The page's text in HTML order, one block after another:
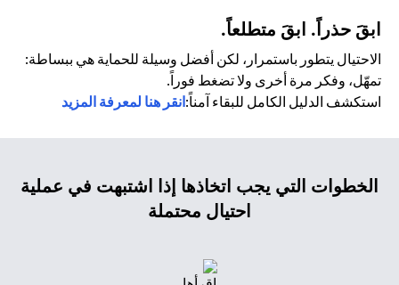
ابقَ حذراً. ابقَ متطلعاً.
الاحتيال يتطور باستمرار، لكن أفضل وسيلة للحماية هي ببساطة:
تمهّل، وفكر مرة أخرى ولا تضغط فوراً.
استكشف الدليل الكامل للبقاء آمناً:انقر هنا لمعرفة المزيد
الخطوات التي يجب اتخاذها إذا اشتبهت في عملية
احتيال محتملة